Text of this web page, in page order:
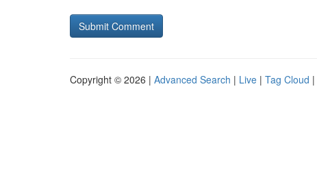
Copyright © 2026 | Advanced Search | Live | Tag Cloud |